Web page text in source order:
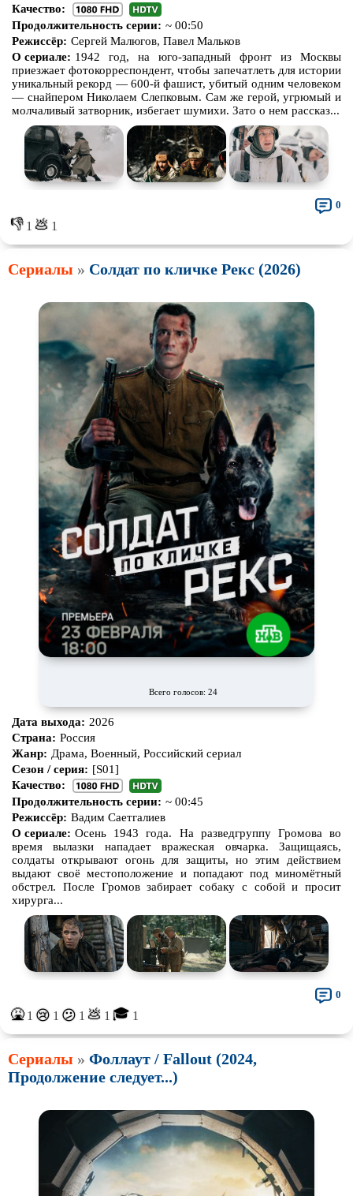
Качество:
Продолжительность серии: ~ 00:50
Режиссёр: Сергей Малюгов, Павел Мальков
О сериале: 1942 год, на юго-западный фронт из Москвы
приезжает фотокорреспондент, чтобы запечатлеть для истории
уникальный рекорд — 600-й фашист, убитый одним человеком
— снайпером Николаем Слепковым. Сам же герой, угрюмый и
молчаливый затворник, избегает шумихи. Зато о нем рассказ...
👎 1 💩 1
0
Сериалы » Солдат по кличке Рекс (2026)
Всего голосов: 24
Дата выхода: 2026
Страна: Россия
Жанр: Драма, Военный, Российский сериал
Сезон / серия: [S01]
Качество:
Продолжительность серии: ~ 00:45
Режиссёр: Вадим Саетгалиев
О сериале: Осень 1943 года. На разведгруппу Громова во
время вылазки нападает вражеская овчарка. Защищаясь,
солдаты открывают огонь для защиты, но этим действием
выдают своё местоположение и попадают под миномётный
обстрел. После Громов забирает собаку с собой и просит
хирурга...
🤮 1 😢 1 😕 1 💩 1 🎓 1
0
Сериалы » Фоллаут / Fallout (2024,
Продолжение следует...)